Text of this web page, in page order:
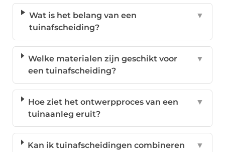
Wat is het belang van een
tuinafscheiding?
▼
Welke materialen zijn geschikt voor
een tuinafscheiding?
▼
Hoe ziet het ontwerpproces van een
tuinaanleg eruit?
▼
Kan ik tuinafscheidingen combineren
▼